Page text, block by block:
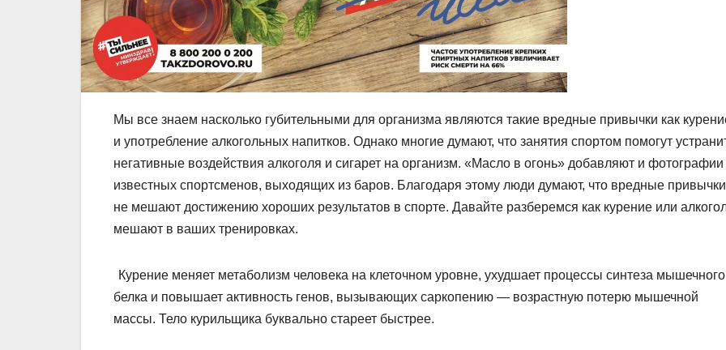
Мы все знаем насколько губительными для организма являются такие вредные привычки как
и употребление алкогольных напитков. Однако многие думают, что занятия спортом помогут
негативные воздействия алкоголя и сигарет на организм. «Масло в огонь» добавляют и фотографии
известных спортсменов, выходящих из баров. Благодаря этому люди думают, что вредные привычки
не мешают достижению хороших результатов в спорте. Давайте разберемся как курение или
мешают в ваших тренировках.
Курение меняет метаболизм человека на клеточном уровне, ухудшает процессы синтеза мышечного
белка и повышает активность генов, вызывающих саркопению — возрастную потерю мышечной
массы. Тело курильщика буквально стареет быстрее.